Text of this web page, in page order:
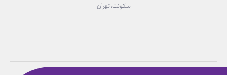
سکونت: تهران